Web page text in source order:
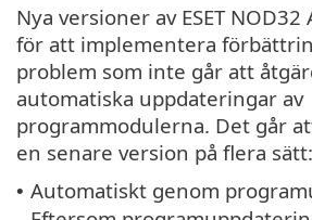
Nya versioner av ESET
för att implementera
problem som inte går att
automatiska uppdateringar av
programmodulerna. Det går
en senare version på flera sätt:
• Automatiskt genom